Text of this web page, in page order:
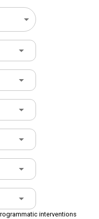
interventions